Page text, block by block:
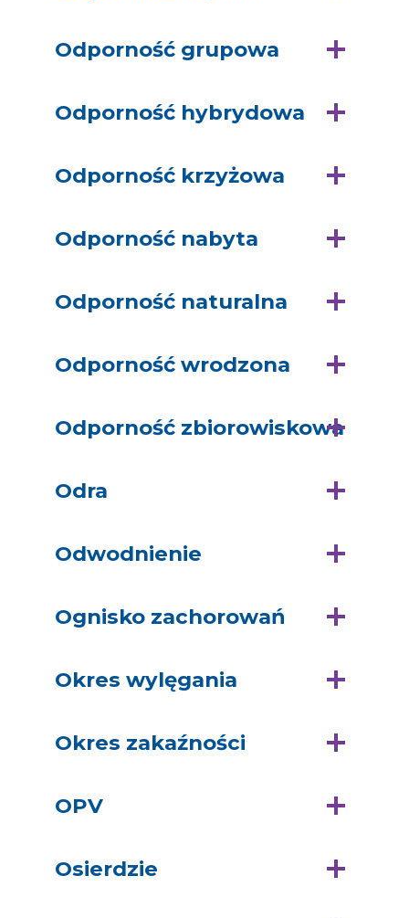
Odporność grupowa
Odporność hybrydowa
Odporność krzyżowa
Odporność nabyta
Odporność naturalna
Odporność wrodzona
Odporność zbiorowiskowa
Odra
Odwodnienie
Ognisko zachorowań
Okres wylęgania
Okres zakaźności
OPV
Osierdzie